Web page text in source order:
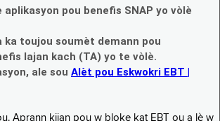
aplikasyon pou benefis SNAP yo vòlè
ka toujou soumèt demann pou
lajan kach (TA) yo te vòlè.
ale sou Alèt pou Eskwokri EBT |
Aprann kijan pou w bloke kat EBT ou a lè w